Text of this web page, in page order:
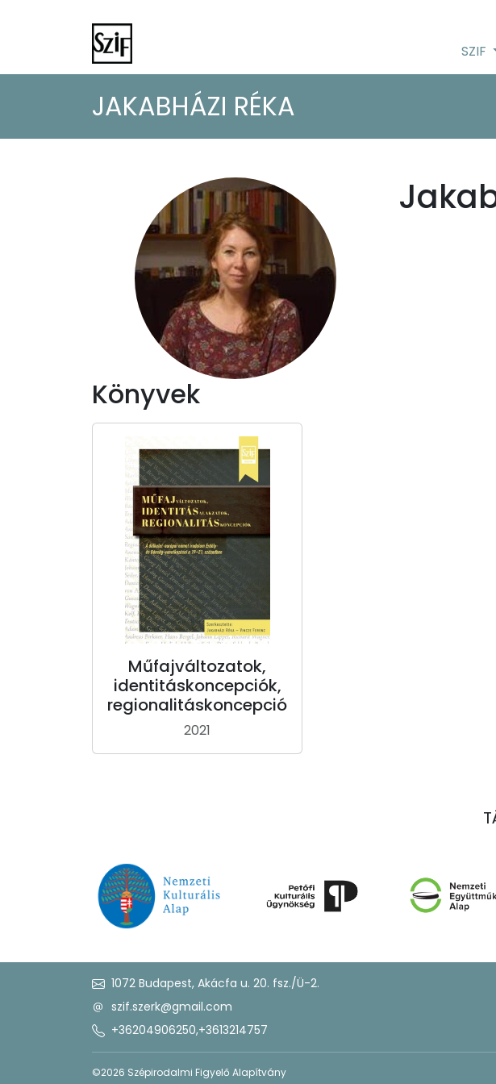
SZIF
JAKABHÁZI RÉKA
Könyvek
Műfajváltozatok,
identitáskoncepciók,
regionalitáskoncepció
2021
1072 Budapest, Akácfa u. 20. fsz./Ü-2.
szif.szerk@gmail.com
+36204906250,+3613214757
©2026 Szépirodalmi Figyelő Alapítvány